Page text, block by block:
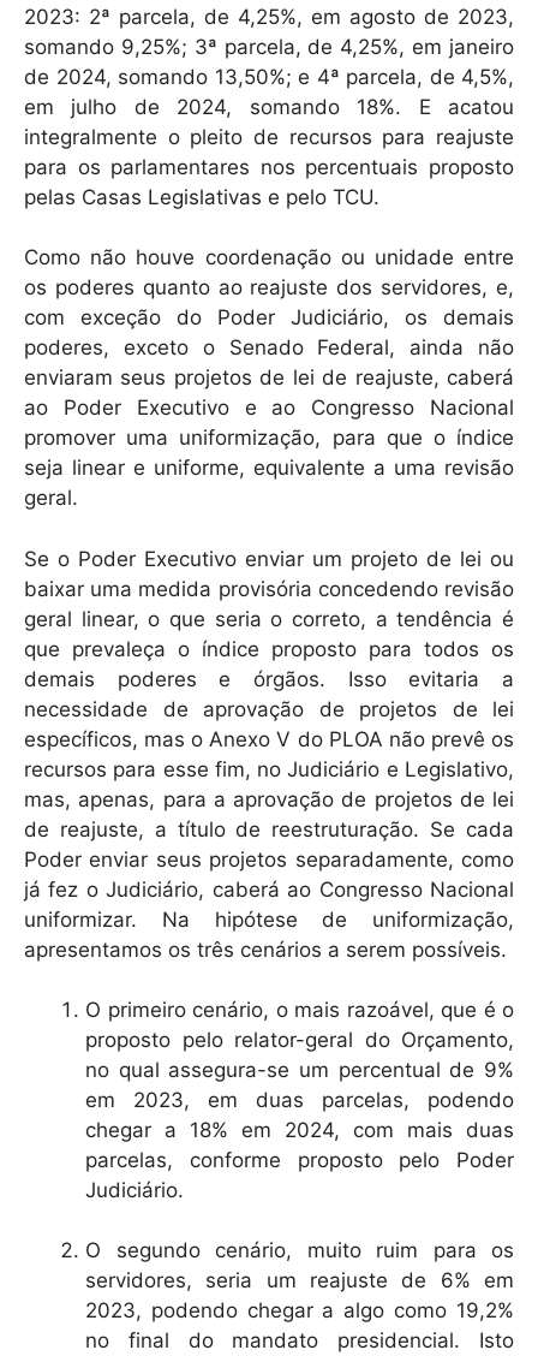
2023: 2ª parcela, de 4,25%, em agosto de 2023,
somando 9,25%; 3ª parcela, de 4,25%, em janeiro
de 2024, somando 13,50%; e 4ª parcela, de 4,5%,
em julho de 2024, somando 18%. E acatou
integralmente o pleito de recursos para reajuste
para os parlamentares nos percentuais proposto
pelas Casas Legislativas e pelo TCU.
Como não houve coordenação ou unidade entre
os poderes quanto ao reajuste dos servidores, e,
com exceção do Poder Judiciário, os demais
poderes, exceto o Senado Federal, ainda não
enviaram seus projetos de lei de reajuste, caberá
ao Poder Executivo e ao Congresso Nacional
promover uma uniformização, para que o índice
seja linear e uniforme, equivalente a uma revisão
geral.
Se o Poder Executivo enviar um projeto de lei ou
baixar uma medida provisória concedendo revisão
geral linear, o que seria o correto, a tendência é
que prevaleça o índice proposto para todos os
demais poderes e órgãos. Isso evitaria a
necessidade de aprovação de projetos de lei
específicos, mas o Anexo V do PLOA não prevê os
recursos para esse fim, no Judiciário e Legislativo,
mas, apenas, para a aprovação de projetos de lei
de reajuste, a título de reestruturação. Se cada
Poder enviar seus projetos separadamente, como
já fez o Judiciário, caberá ao Congresso Nacional
uniformizar. Na hipótese de uniformização,
apresentamos os três cenários a serem possíveis.
O primeiro cenário, o mais razoável, que é o
proposto pelo relator-geral do Orçamento,
no qual assegura-se um percentual de 9%
em 2023, em duas parcelas, podendo
chegar a 18% em 2024, com mais duas
parcelas, conforme proposto pelo Poder
Judiciário.
O segundo cenário, muito ruim para os
servidores, seria um reajuste de 6% em
2023, podendo chegar a algo como 19,2%
no final do mandato presidencial. Isto